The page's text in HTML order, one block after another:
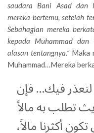
saudara Bani Asad dan
mereka bertemu, setelah
Sebahagian mereka
kepada Muhammad
alasan tentangnya.”Maka
Muhammad…Mereka
لنعذر فيك… فإن
تطلب به مالاً
أكثرنا مالاً،